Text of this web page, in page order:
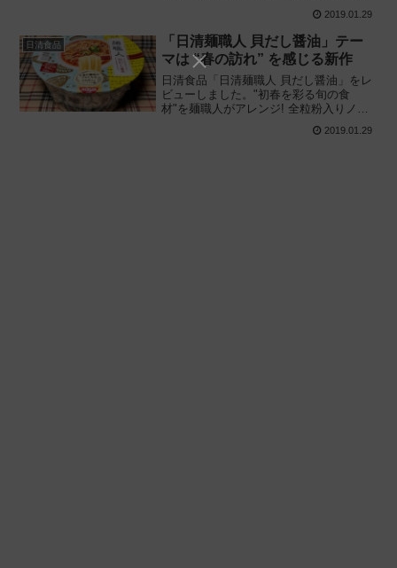
プラーメンを実際に食べてみた感想に基
づき評価しています。製造所の秘密も公
2019.01.29
日清食品
「日清麺職人 貝だし醤油」テー
マは “春の訪れ” を感じる新作
日清食品「日清麺職人 貝だし醤油」をレ
ビューしました。"初春を彩る旬の食
材"を麺職人がアレンジ! 全粒粉入りノン
カップラーメンを実際に食べてみた感想
2019.01.29